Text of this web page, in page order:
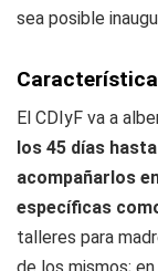
sea posible
El CDIyF va a
los 45 días
acompañarlos
específicas
talleres para